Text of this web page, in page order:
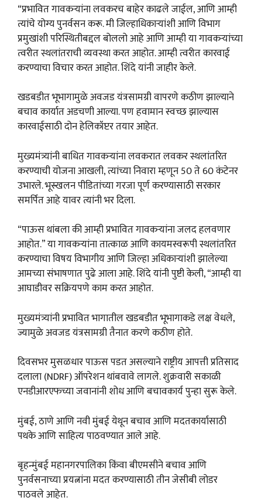
“प्रभावित गावकऱ्यांना लवकरच बाहेर काढले जाईल, आणि आम्ही
त्यांचे योग्य पुनर्वसन करू. मी जिल्हाधिकाऱ्यांशी आणि विभाग
प्रमुखांशी परिस्थितीबद्दल बोललो आहे आणि आम्ही या गावकऱ्यांच्या
त्वरीत स्थलांतराची व्यवस्था करत आहोत. आम्ही त्वरीत कारवाई
करण्याचा विचार करत आहोत. शिंदे यांनी जाहीर केले.
खडबडीत भूभागामुळे अवजड यंत्रसामग्री वापरणे कठीण झाल्याने
बचाव कार्यात अडचणी आल्या. पण हवामान स्वच्छ झाल्यास
कारवाईसाठी दोन हेलिकॉप्टर तयार आहेत.
मुख्यमंत्र्यांनी बाधित गावकऱ्यांना लवकरात लवकर स्थलांतरित
करण्याची योजना आखली, त्यांच्या निवारा म्हणून 50 ते 60 कंटेनर
उभारले. भूस्खलन पीडितांच्या गरजा पूर्ण करण्यासाठी सरकार
समर्पित आहे यावर त्यांनी भर दिला.
“पाऊस थांबला की आम्ही प्रभावित गावकऱ्यांना जलद हलवणार
आहोत.” या गावकऱ्यांना तात्काळ आणि कायमस्वरूपी स्थलांतरित
करण्याचा विषय विभागीय आणि जिल्हा अधिकाऱ्यांशी झालेल्या
आमच्या संभाषणात पुढे आला आहे. शिंदे यांनी पुष्टी केली, “आम्ही या
आघाडीवर सक्रियपणे काम करत आहोत.
मुख्यमंत्र्यांनी प्रभावित भागातील खडबडीत भूभागाकडे लक्ष वेधले,
ज्यामुळे अवजड यंत्रसामग्री तैनात करणे कठीण होते.
दिवसभर मुसळधार पाऊस पडत असल्याने राष्ट्रीय आपत्ती प्रतिसाद
दलाला (NDRF) ऑपरेशन थांबवावे लागले. शुक्रवारी सकाळी
एनडीआरएफच्या जवानांनी शोध आणि बचावकार्य पुन्हा सुरू केले.
मुंबई, ठाणे आणि नवी मुंबई येथून बचाव आणि मदतकार्यासाठी
पथके आणि साहित्य पाठवण्यात आले आहे.
बृहन्मुंबई महानगरपालिका किंवा बीएमसीने बचाव आणि
पुनर्वसनाच्या प्रयत्नांना मदत करण्यासाठी तीन जेसीबी लोडर
पाठवले आहेत.